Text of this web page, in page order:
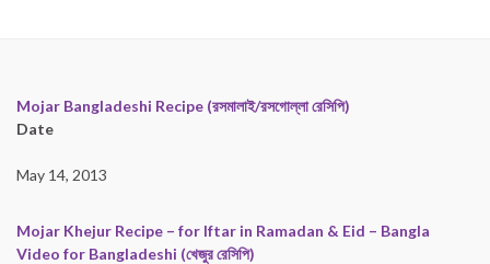
Mojar Bangladeshi Recipe (রসমালাই/রসগোল্লা রেসিপি)
Date
May 14, 2013
Mojar Khejur Recipe – for Iftar in Ramadan & Eid – Bangla
Video for Bangladeshi (খেজুর রেসিপি)